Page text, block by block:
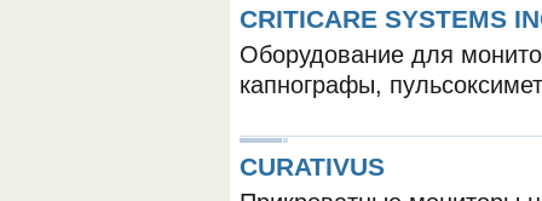
CRITICARE SYSTEMS
Оборудование для
капнографы,
CURATIVUS